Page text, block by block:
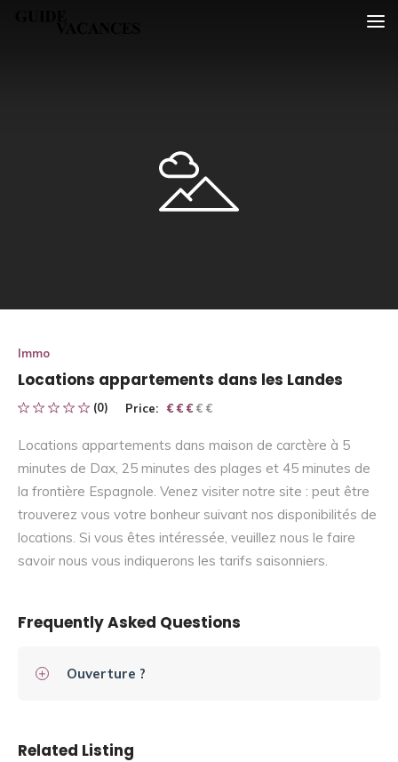
Immo
Locations appartements dans les Landes
(0) Price: € € € € €
€ € €
Locations appartements dans maison de carctère à 5
minutes de Dax, 25 minutes des plages et 45 minutes de
la frontière Espagnole. Venez visiter notre site : peut être
trouverez vous votre bonheur suivant nos disponibilités de
locations. Si vous êtes intéressée, veuillez nous le faire
savoir nous vous indiquerons les tarifs saisonniers.
Frequently Asked Questions
Ouverture ?
Related Listing